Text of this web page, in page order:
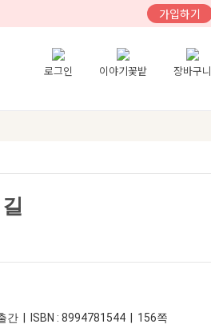
가입하기
로그인 이야기꽃밭 장바구니
간 | ISBN : 8994781544 | 156쪽